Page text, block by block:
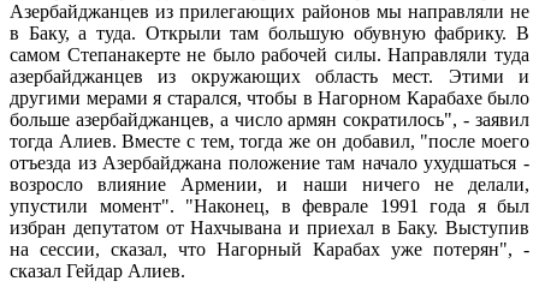
Азербайджанцев из прилегающих районов мы направляли не
в Баку, а туда. Открыли там большую обувную фабрику. В
самом Степанакерте не было рабочей силы. Направляли туда
азербайджанцев из окружающих область мест. Этими и
другими мерами я старался, чтобы в Нагорном Карабахе было
больше азербайджанцев, а число армян сократилось", - заявил
тогда Алиев. Вместе с тем, тогда же он добавил, "после моего
отъезда из Азербайджана положение там начало ухудшаться -
возросло влияние Армении, и наши ничего не делали,
упустили момент". "Наконец, в феврале 1991 года я был
избран депутатом от Нахчывана и приехал в Баку. Выступив
на сессии, сказал, что Нагорный Карабах уже потерян", -
сказал Гейдар Алиев.